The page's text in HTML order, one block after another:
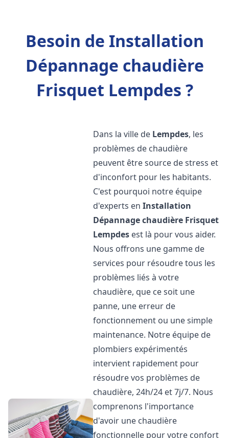
Besoin de Installation
Dépannage chaudière
Frisquet Lempdes ?
Dans la ville de Lempdes, les
problèmes de chaudière
peuvent être source de stress et
d'inconfort pour les habitants.
C'est pourquoi notre équipe
d'experts enInstallation
Dépannage chaudière Frisquet
Lempdes est là pour vous aider.
Nous offrons une gamme de
services pour résoudre tous les
problèmes liés à votre
chaudière, que ce soit une
panne, une erreur de
fonctionnement ou une simple
maintenance. Notre équipe de
plombiers expérimentés
intervient rapidement pour
résoudre vos problèmes de
chaudière, 24h/24 et 7j/7. Nous
comprenons l'importance
d'avoir une chaudière
fonctionnelle pour votre confort